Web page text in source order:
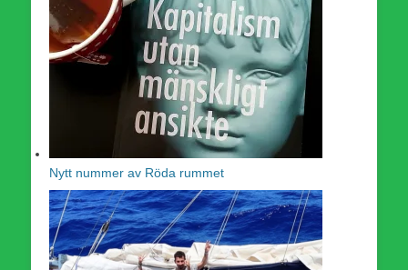
Nytt nummer av Röda rummet